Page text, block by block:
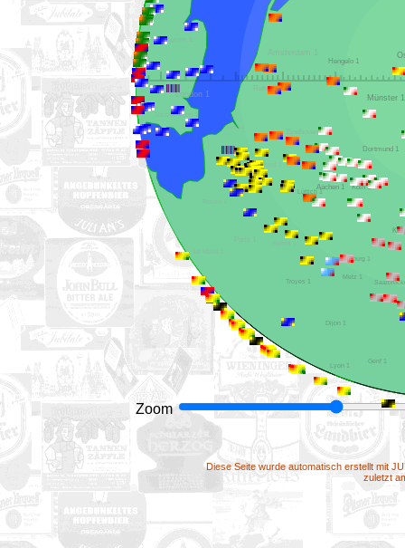
London 1
Genf 1
Köln 1
Lyon 1
Luxemburg 1
Lille 1
Eindhoven 1
Rotterdam 1
Metz 1
Troyes 1
Dortmund 1
Aachen 1
Münster 1
Dijon 1
Hengelo 1
Lüttich 1
Zoom
Diese Seite wurde automatisch erstellt mit
zuletzt